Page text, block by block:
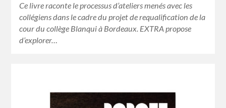
Ce livre raconte le processus d’ateliers menés avec les
collégiens dans le cadre du projet de requalification de la
cour du collège Blanqui à Bordeaux. EXTRA propose
d’explorer…